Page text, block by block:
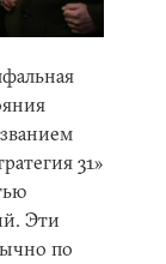
31»
Эти
по